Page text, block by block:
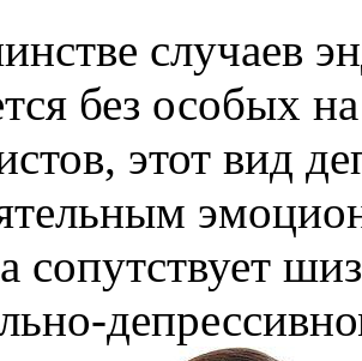
случаев
без особых
этот вид
сопутствует